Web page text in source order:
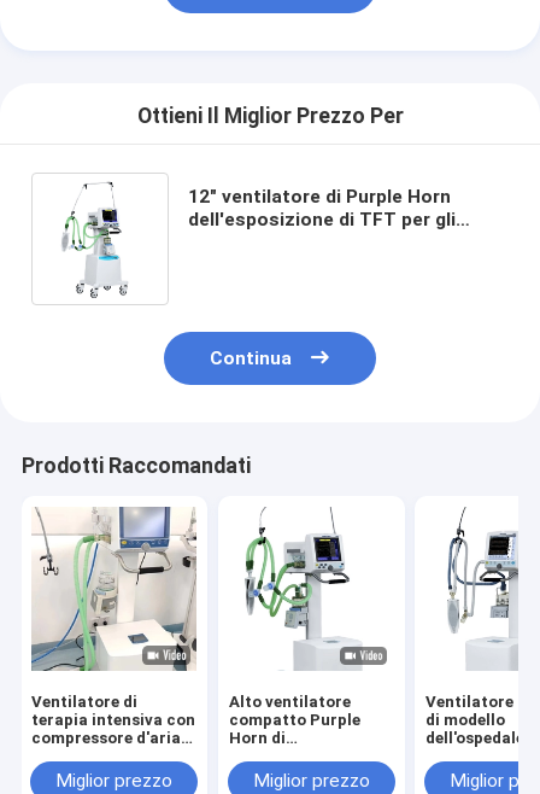
Ottieni Il Miglior Prezzo Per
12" ventilatore di Purple Horn
dell'esposizione di TFT per gli
Continua
Prodotti Raccomandati
Ventilatore di
terapia intensiva con
compressore d'aria
per adulti pediatrici
Miglior prezzo
Alto ventilatore
compatto Purple
Horn di
flussoMiglior prezzo
Ventilatore
di modello
dell'ospedale
ambulanza
Miglior